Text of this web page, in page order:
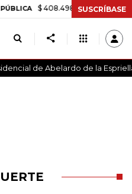
$ 408.498,97 +$ 8.753,81
SUSCRÍBASE
de Abelardo de la